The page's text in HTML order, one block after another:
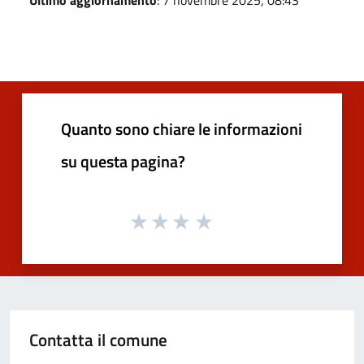
Quanto sono chiare le informazioni
su questa pagina?
Contatta il comune